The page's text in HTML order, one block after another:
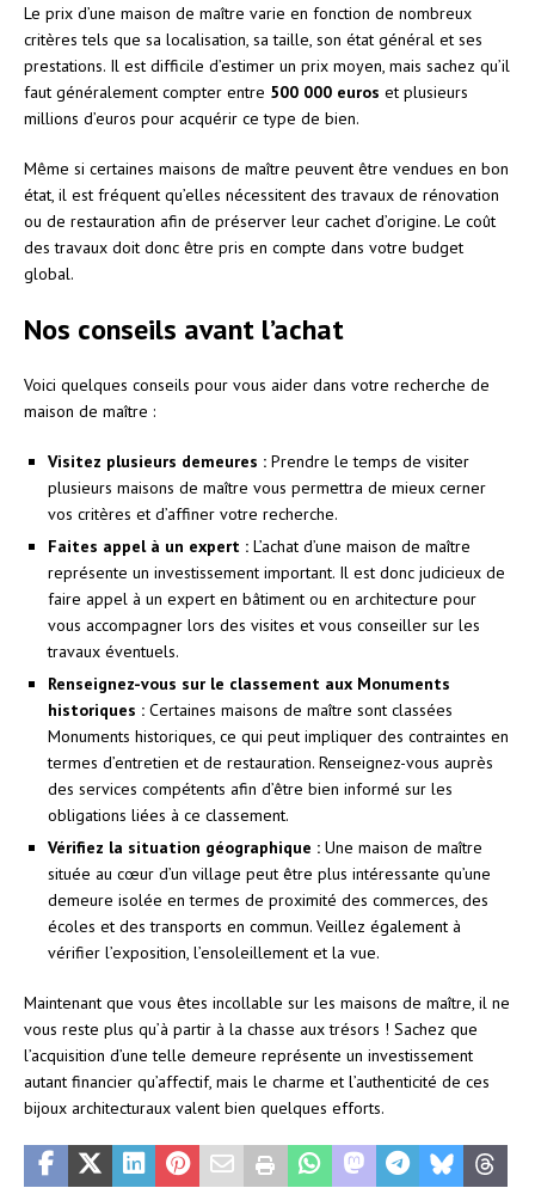
Le prix d’une maison de maître varie en fonction de nombreux
critères tels que sa localisation, sa taille, son état général et ses
prestations. Il est difficile d’estimer un prix moyen, mais sachez qu’il
faut généralement compter entre 500 000 euros et plusieurs
millions d’euros pour acquérir ce type de bien.
Même si certaines maisons de maître peuvent être vendues en bon
état, il est fréquent qu’elles nécessitent des travaux de rénovation
ou de restauration afin de préserver leur cachet d’origine. Le coût
des travaux doit donc être pris en compte dans votre budget
global.
Nos conseils avant l’achat
Voici quelques conseils pour vous aider dans votre recherche de
maison de maître :
Visitez plusieurs demeures : Prendre le temps de visiter
plusieurs maisons de maître vous permettra de mieux cerner
vos critères et d’affiner votre recherche.
Faites appel à un expert : L’achat d’une maison de maître
représente un investissement important. Il est donc judicieux de
faire appel à un expert en bâtiment ou en architecture pour
vous accompagner lors des visites et vous conseiller sur les
travaux éventuels.
Renseignez-vous sur le classement aux Monuments
historiques : Certaines maisons de maître sont classées
Monuments historiques, ce qui peut impliquer des contraintes en
termes d’entretien et de restauration. Renseignez-vous auprès
des services compétents afin d’être bien informé sur les
obligations liées à ce classement.
Vérifiez la situation géographique : Une maison de maître
située au cœur d’un village peut être plus intéressante qu’une
demeure isolée en termes de proximité des commerces, des
écoles et des transports en commun. Veillez également à
vérifier l’exposition, l’ensoleillement et la vue.
Maintenant que vous êtes incollable sur les maisons de maître, il ne
vous reste plus qu’à partir à la chasse aux trésors ! Sachez que
l’acquisition d’une telle demeure représente un investissement
autant financier qu’affectif, mais le charme et l’authenticité de ces
bijoux architecturaux valent bien quelques efforts.